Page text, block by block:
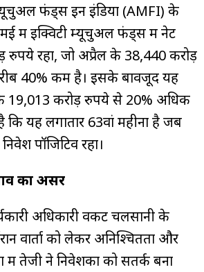
फंड्स इन इंडिया (AMFI) के
में इक्विटी म्यूचुअल फंड्स में नेट
रुपये रहा, जो अप्रैल के 38,440 करोड़
40% कम है। इसके बावजूद यह
करोड़ रुपये से 20% अधिक
कि यह लगातार 63वां महीना है जब
पॉजिटिव रहा।
का असर
अधिकारी वेंकट चलसानी के
वार्ता को लेकर अनिश्चितता और
तेजी ने निवेशकों को सतर्क बना